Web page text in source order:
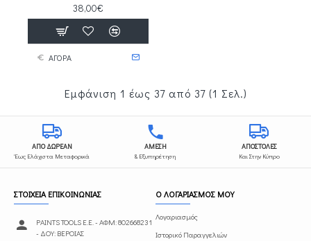
38,00€
ΑΓΟΡΑ
Εμφάνιση 1 έως 37 από 37 (1 Σελ.)
ΑΠΟ ΔΩΡΕΑΝ
Έως Ελάχιστα Μεταφορικά
ΑΜΕΣΗ
& Εξυπηρέτηση
ΑΠΟΣΤΟΛΕΣ
Και Στην Κύπρο
ΣΤΟΙΧΕΙΑ ΕΠΙΚΟΙΝΩΝΙΑΣ
PAINTS TOOLS Ε.Ε. - ΑΦΜ: 802668231
- ΔΟΥ: ΒΕΡΟΙΑΣ
Ο ΛΟΓΑΡΙΑΣΜΟΣ ΜΟΥ
Λογαριασμός
Ιστορικό Παραγγελιών